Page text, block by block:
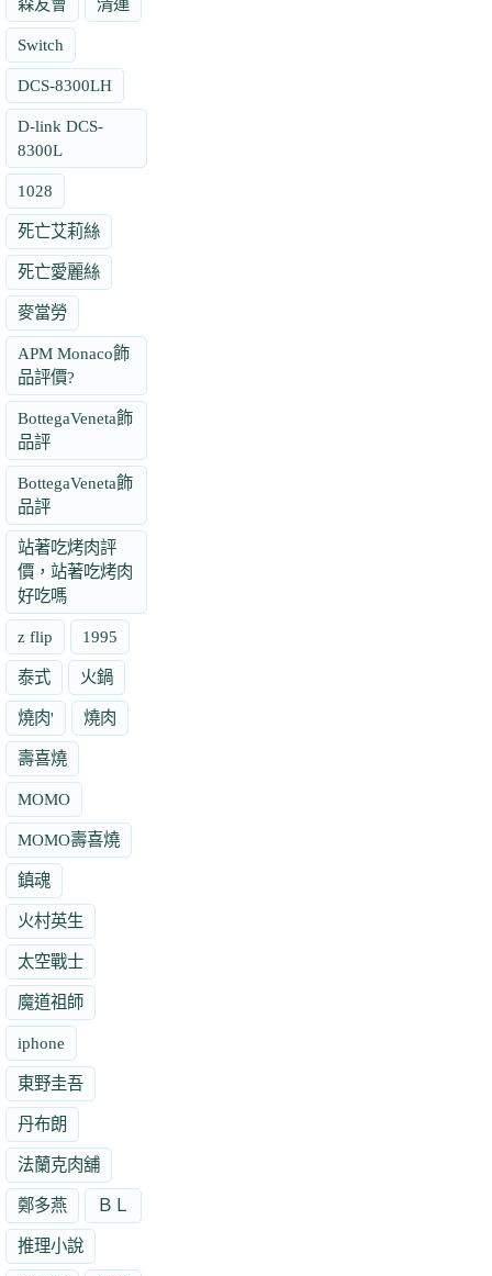
森友會 清運
Switch
DCS-8300LH
D-link DCS-
8300L
1028
死亡艾莉絲
死亡愛麗絲
麥當勞
APM Monaco飾
品評價?
BottegaVeneta飾
品評
BottegaVeneta飾
品評
站著吃烤肉評
價，站著吃烤肉
好吃嗎
z flip 1995
泰式 火鍋
燒肉' 燒肉
壽喜燒
MOMO
MOMO壽喜燒
鎮魂
火村英生
太空戰士
魔道祖師
iphone
東野圭吾
丹布朗
法蘭克肉舖
鄭多燕 ＢＬ
推理小說